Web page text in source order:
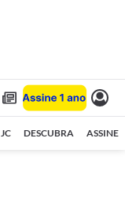
JC DESCUBRA ASSINE